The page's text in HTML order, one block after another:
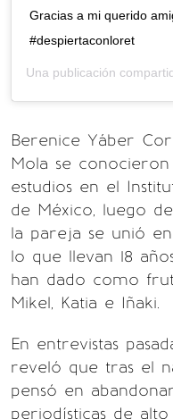
Gracias a mi querido
#despiertaconloret
Una publicación
Berenice Yáber
Mola se
estudios en el
de México, luego
la pareja se unió
lo que llevan 18
han dado como
Mikel, Katia e Iñaki.
En entrevistas
reveló que tras el
pensó en
periodísticas de